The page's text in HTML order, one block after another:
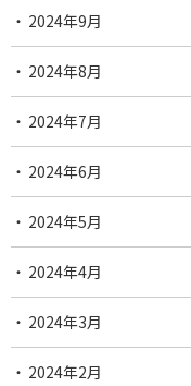
2024年9月
2024年8月
2024年7月
2024年6月
2024年5月
2024年4月
2024年3月
2024年2月